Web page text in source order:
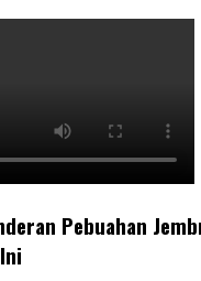
Pebuahan